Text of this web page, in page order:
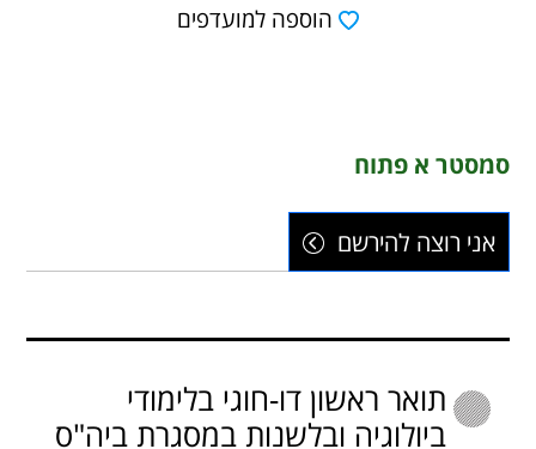
הוספה למועדפים
סמסטר א פתוח
אני רוצה להירשם
תואר ראשון דו-חוגי בלימודי
ביולוגיה ובלשנות במסגרת ביה"ס